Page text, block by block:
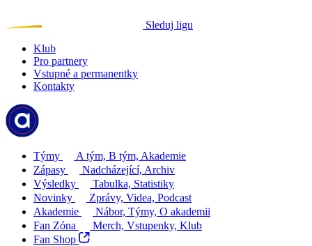
Sleduj ligu
Klub
Pro partnery
Vstupné a permanentky
Kontakty
Týmy
A tým, B tým, Akademie
Zápasy
Nadcházející, Archiv
Výsledky
Tabulka, Statistiky
Novinky
Zprávy, Videa, Podcast
Akademie
Nábor, Týmy, O akademii
Fan Zóna
Merch, Vstupenky, Klub
Fan Shop